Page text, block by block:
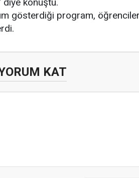
gösterdiği program,
KAT